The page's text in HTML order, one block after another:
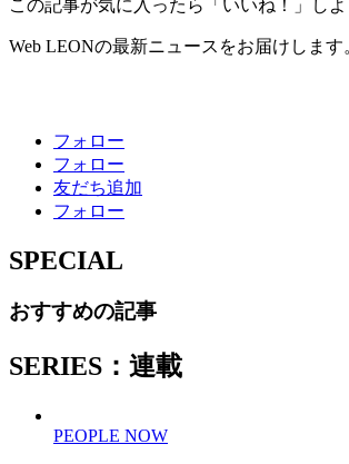
この記事が気に入ったら「いいね！」しよ
Web LEONの最新ニュースをお届けします
フォロー
フォロー
友だち追加
フォロー
SPECIAL
おすすめの記事
SERIES：連載
PEOPLE NOW